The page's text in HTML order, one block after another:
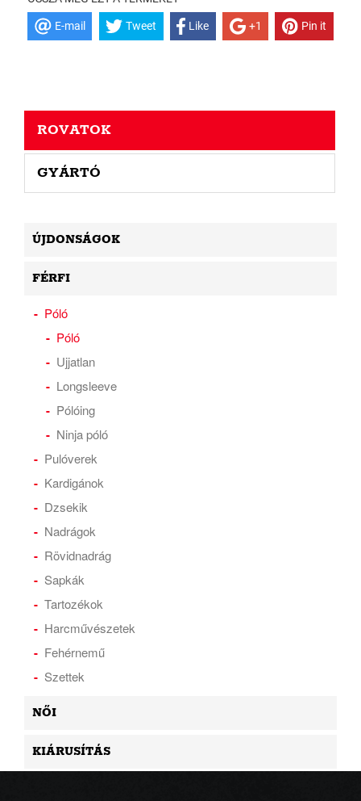
E-mail Tweet Like +1 Pin it
ROVATOK
GYÁRTÓ
ÚJDONSÁGOK
FÉRFI
Póló
Póló
Ujjatlan
Longsleeve
Pólóing
Ninja póló
Pulóverek
Kardigánok
Dzsekik
Nadrágok
Rövidnadrág
Sapkák
Tartozékok
Harcművészetek
Fehérnemű
Szettek
NŐI
KIÁRUSÍTÁS